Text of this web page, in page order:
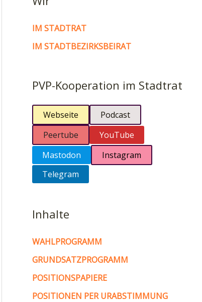
IM STADTRAT
IM STADTBEZIRKSBEIRAT
PVP-Kooperation im Stadtrat
Webseite
Podcast
Peertube
YouTube
Mastodon
Instagram
Telegram
Inhalte
WAHLPROGRAMM
GRUNDSATZPROGRAMM
POSITIONSPAPIERE
POSITIONEN PER URABSTIMMUNG